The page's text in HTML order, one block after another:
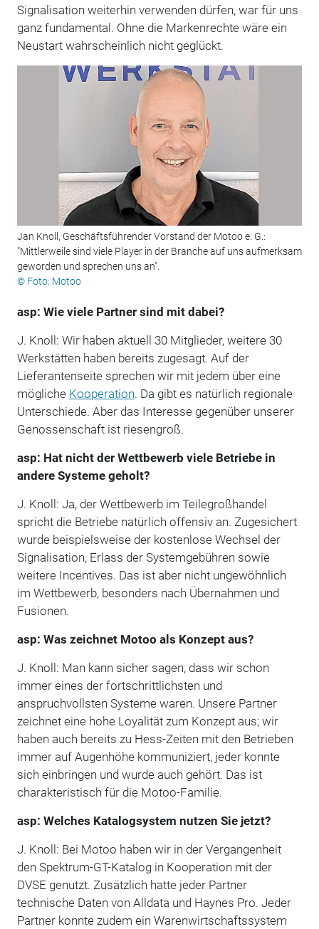
Signalisation weiterhin verwenden dürfen, war für uns
ganz fundamental. Ohne die Markenrechte wäre ein
Neustart wahrscheinlich nicht geglückt.
Jan Knoll, Geschäftsführender Vorstand der Motoo e. G.:
"Mittlerweile sind viele Player in der Branche auf uns aufmerksam
geworden und sprechen uns an".
© Foto: Motoo
asp: Wie viele Partner sind mit dabei?
J. Knoll: Wir haben aktuell 30 Mitglieder, weitere 30
Werkstätten haben bereits zugesagt. Auf der
Lieferantenseite sprechen wir mit jedem über eine
mögliche Kooperation. Da gibt es natürlich regionale
Unterschiede. Aber das Interesse gegenüber unserer
Genossenschaft ist riesengroß.
asp: Hat nicht der Wettbewerb viele Betriebe in
andere Systeme geholt?
J. Knoll: Ja, der Wettbewerb im Teilegroßhandel
spricht die Betriebe natürlich offensiv an. Zugesichert
wurde beispielsweise der kostenlose Wechsel der
Signalisation, Erlass der Systemgebühren sowie
weitere Incentives. Das ist aber nicht ungewöhnlich
im Wettbewerb, besonders nach Übernahmen und
Fusionen.
asp: Was zeichnet Motoo als Konzept aus?
J. Knoll: Man kann sicher sagen, dass wir schon
immer eines der fortschrittlichsten und
anspruchvollsten Systeme waren. Unsere Partner
zeichnet eine hohe Loyalität zum Konzept aus; wir
haben auch bereits zu Hess-Zeiten mit den Betrieben
immer auf Augenhöhe kommuniziert, jeder konnte
sich einbringen und wurde auch gehört. Das ist
charakteristisch für die Motoo-Familie.
asp: Welches Katalogsystem nutzen Sie jetzt?
J. Knoll: Bei Motoo haben wir in der Vergangenheit
den Spektrum-GT-Katalog in Kooperation mit der
DVSE genutzt. Zusätzlich hatte jeder Partner
technische Daten von Alldata und Haynes Pro. Jeder
Partner konnte zudem ein Warenwirtschaftssystem